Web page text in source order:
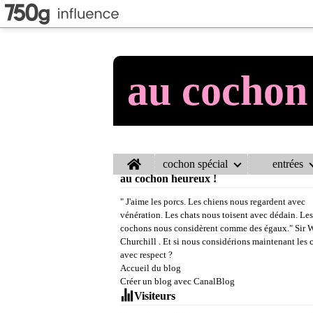
au
Home cochon spécial entrées
au cochon heureux !
" J'aime les porcs. Les chiens nous regardent avec
vénération. Les chats nous toisent avec dédain. Les
cochons nous considèrent comme des égaux." Sir
Churchill . Et si nous considérions maintenant les
avec respect ?
Accueil du blog
Créer un blog avec CanalBlog
Visiteurs